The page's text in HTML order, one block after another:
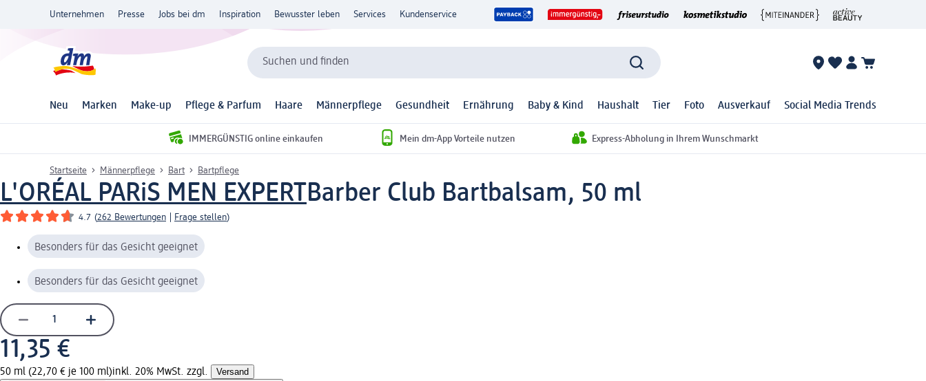
Unternehmen Presse Jobs bei dm Inspiration Bewusster leben Services Kundenservice
Suchen und finden
Neu Marken Make-up Pflege & Parfum Haare Männerpflege Gesundheit Ernährung Baby & Kind Haushalt Tier Foto Ausverkauf Social Media Trends
IMMERGÜNSTIG online einkaufen Mein dm-App Vorteile nutzen Express-Abholung in Ihrem Wunschmarkt
Startseite Männerpflege Bart Bartpflege
L'ORÉAL PARiS MEN EXPERTBarber Club Bartbalsam, 50 ml
4.7 (262 Bewertungen Frage stellen)
Besonders für das Gesicht geeignet
Besonders für das Gesicht geeignet
11,35 €
50 ml (22,70 € je 100 ml)inkl. 20% MwSt. zzgl. Versand